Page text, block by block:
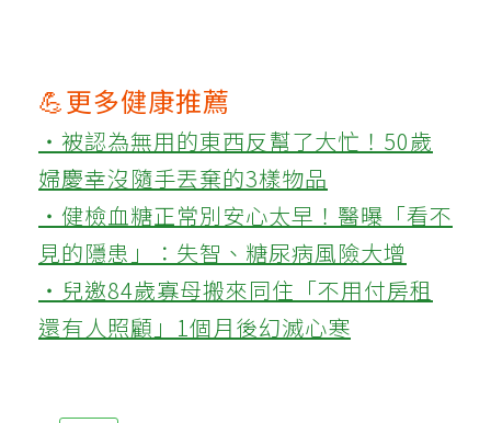
💪更多健康推薦
‧被認為無用的東西反幫了大忙！50歲
婦慶幸沒隨手丟棄的3樣物品
‧健檢血糖正常別安心太早！醫曝「看不
見的隱患」：失智、糖尿病風險大增
‧兒邀84歲寡母搬來同住「不用付房租
還有人照顧」1個月後幻滅心寒